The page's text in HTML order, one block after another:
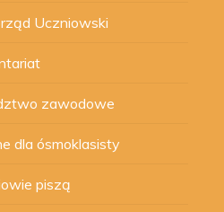
Uczniowski
zawodowe
dla ósmoklasisty
piszą